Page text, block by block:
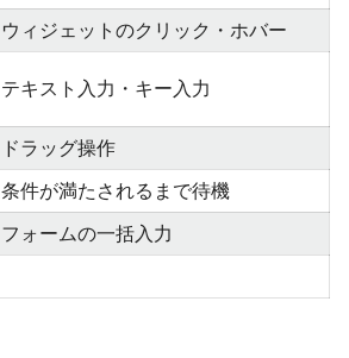
ウィジェットのクリック・ホバー
テキスト入力・キー入力
ドラッグ操作
条件が満たされるまで待機
フォームの一括入力